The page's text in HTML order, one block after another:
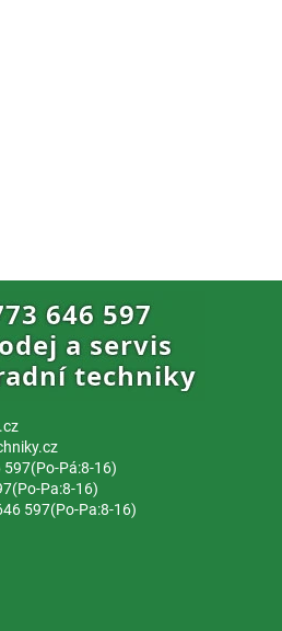
Pá:8-16)
Pa:8-16)
597(Po-Pa:8-16)